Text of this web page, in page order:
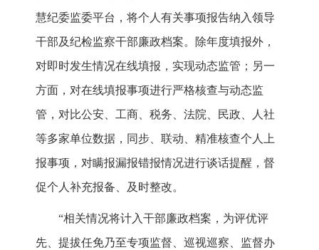
慧纪委监委平台，将个人有关事项报告纳入领导
干部及纪检监察干部廉政档案。除年度填报外，
对即时发生情况在线填报，实现动态监管；另一
方面，对在线填报事项进行严格核查与动态监
管，对比公安、工商、税务、法院、民政、人社
等多家单位数据，同步、联动、精准核查个人上
报事项，对瞒报漏报错报情况进行谈话提醒，督
促个人补充报备、及时整改。
“相关情况将计入干部廉政档案，为评优评
先、提拔任免乃至专项监督、巡视巡察、监督办